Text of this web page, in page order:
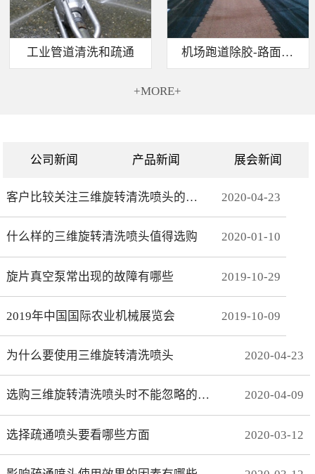
工业管道清洗和疏通 机场跑道除胶-路面标线清除
+MORE+
公司新闻 产品新闻 展会新闻
客户比较关注三维旋转清洗喷头的哪些方面 2020-04-23
什么样的三维旋转清洗喷头值得选购 2020-01-10
旋片真空泵常出现的故障有哪些 2019-10-29
2019年中国国际农业机械展览会 2019-10-09
为什么要使用三维旋转清洗喷头 2020-04-23
选购三维旋转清洗喷头时不能忽略的事项有哪些 2020-04-09
选择疏通喷头要看哪些方面 2020-03-12